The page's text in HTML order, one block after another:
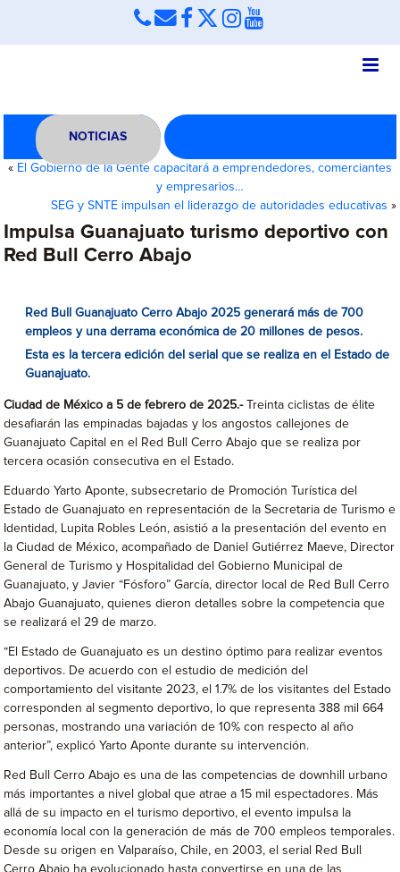
NOTICIAS
« El Gobierno de la Gente capacitará a emprendedores, comerciantes
y empresarios…
SEG y SNTE impulsan el liderazgo de autoridades educativas »
Impulsa Guanajuato turismo deportivo con
Red Bull Cerro Abajo
Red Bull Guanajuato Cerro Abajo 2025 generará más de 700
empleos y una derrama económica de 20 millones de pesos.
Esta es la tercera edición del serial que se realiza en el Estado de
Guanajuato.
Ciudad de México a 5 de febrero de 2025.-
Treinta ciclistas de élite
desafiarán las empinadas bajadas y los angostos callejones de
Guanajuato Capital en el Red Bull Cerro Abajo que se realiza por
tercera ocasión consecutiva en el Estado.
Eduardo Yarto Aponte, subsecretario de Promoción Turística del
Estado de Guanajuato en representación de la Secretaria de Turismo e
Identidad, Lupita Robles León, asistió a la presentación del evento en
la Ciudad de México, acompañado de Daniel Gutiérrez Maeve, Director
General de Turismo y Hospitalidad del Gobierno Municipal de
Guanajuato, y Javier “Fósforo” García, director local de Red Bull Cerro
Abajo Guanajuato, quienes dieron detalles sobre la competencia que
se realizará el 29 de marzo.
“El Estado de Guanajuato es un destino óptimo para realizar eventos
deportivos. De acuerdo con el estudio de medición del
comportamiento del visitante 2023, el 1.7% de los visitantes del Estado
corresponden al segmento deportivo, lo que representa 388 mil 664
personas, mostrando una variación de 10% con respecto al año
anterior”, explicó Yarto Aponte durante su intervención.
Red Bull Cerro Abajo es una de las competencias de downhill urbano
más importantes a nivel global que atrae a 15 mil espectadores. Más
allá de su impacto en el turismo deportivo, el evento impulsa la
economía local con la generación de más de 700 empleos temporales.
Desde su origen en Valparaíso, Chile, en 2003, el serial Red Bull
Cerro Abajo ha evolucionado hasta convertirse en una de las